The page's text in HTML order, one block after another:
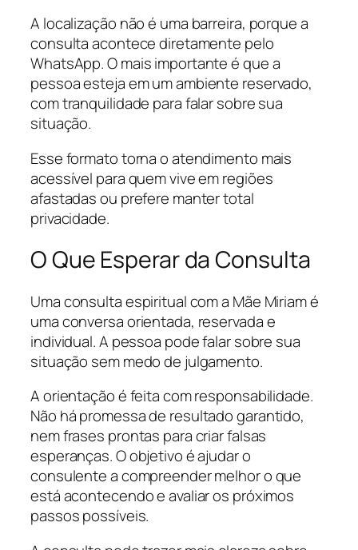
A localização não é uma barreira, porque a
consulta acontece diretamente pelo
WhatsApp. O mais importante é que a
pessoa esteja em um ambiente reservado,
com tranquilidade para falar sobre sua
situação.
Esse formato torna o atendimento mais
acessível para quem vive em regiões
afastadas ou prefere manter total
privacidade.
O Que Esperar da Consulta
Uma consulta espiritual com a Mãe Miriam é
uma conversa orientada, reservada e
individual. A pessoa pode falar sobre sua
situação sem medo de julgamento.
A orientação é feita com responsabilidade.
Não há promessa de resultado garantido,
nem frases prontas para criar falsas
esperanças. O objetivo é ajudar o
consulente a compreender melhor o que
está acontecendo e avaliar os próximos
passos possíveis.